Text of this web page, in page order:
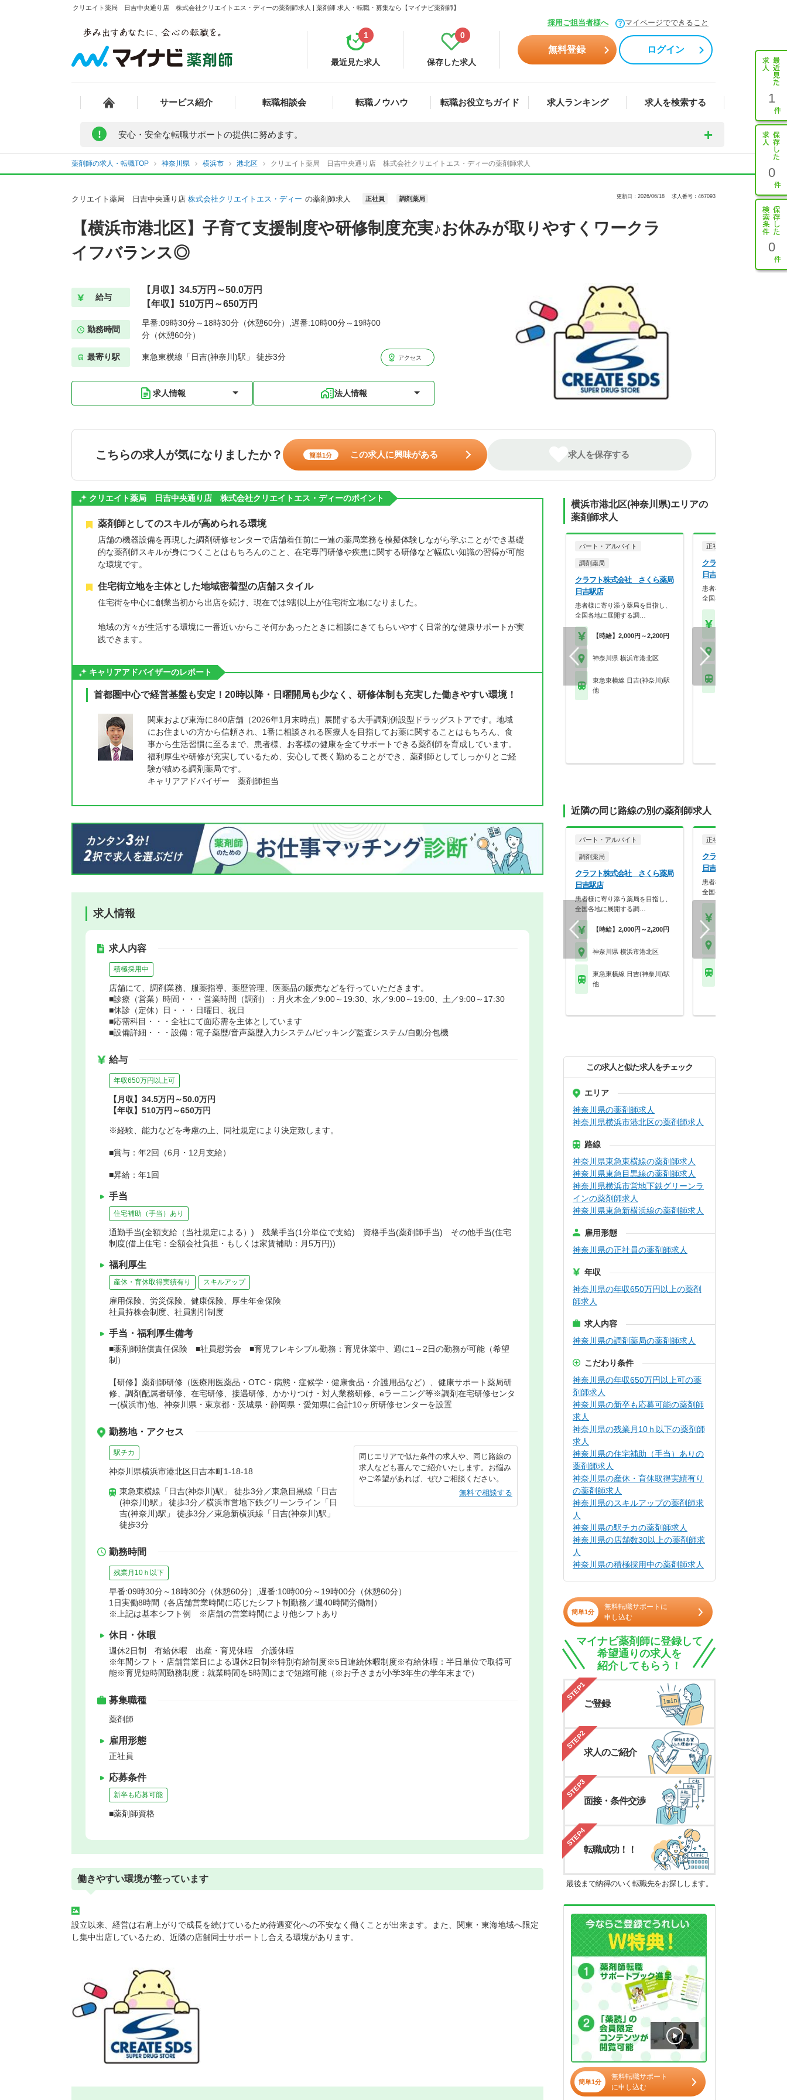
クリエイト薬局 日吉中央通り店 株式会社クリエイトエス・ディーの薬剤師求人 | 薬剤師 求人・転職・募集なら【マイナビ薬剤師】
採用ご担当者様へ マイページでできること
最近見た求人
1
保存した求人
0
無料登録 ログイン
サービス紹介 転職相談会 転職ノウハウ 転職お役立ちガイド 求人ランキング 求人を検索する 1
0
0
! 安心・安全な転職サポートの提供に努めます。
薬剤師の求人・転職TOP 神奈川県 横浜市 港北区 クリエイト薬局 日吉中央通り店 株式会社クリエイトエス・ディーの薬剤師求人
クリエイト薬局 日吉中央通り店 株式会社クリエイトエス・ディー の薬剤師求人 正社員 調剤薬局 更新日：2026/06/18 求人番号：467093
【横浜市港北区】子育て支援制度や研修制度充実♪お休みが取りやすくワークラ
イフバランス◎
給与
【月収】34.5万円～50.0万円
【年収】510万円～650万円
勤務時間
早番:09時30分～18時30分（休憩60分）,遅番:10時00分～19時00
分（休憩60分）
最寄り駅 東急東横線「日吉(神奈川)駅」 徒歩3分 アクセス
求人情報 法人情報
こちらの求人が気になりましたか？ 簡単1分 この求人に興味がある 求人を保存する
クリエイト薬局 日吉中央通り店 株式会社クリエイトエス・ディーのポイント
薬剤師としてのスキルが高められる環境
店舗の機器設備を再現した調剤研修センターで店舗着任前に一連の薬局業務を模擬体験しながら学ぶことができ基礎
的な薬剤師スキルが身につくことはもちろんのこと、在宅専門研修や疾患に関する研修など幅広い知識の習得が可能
な環境です。
住宅街立地を主体とした地域密着型の店舗スタイル
住宅街を中心に創業当初から出店を続け、現在では9割以上が住宅街立地になりました。
地域の方々が生活する環境に一番近いからこそ何かあったときに相談にきてもらいやすく日常的な健康サポートが実
践できます。
キャリアアドバイザーのレポート
首都圏中心で経営基盤も安定！20時以降・日曜開局も少なく、研修体制も充実した働きやすい環境！
関東および東海に840店舗（2026年1月末時点）展開する大手調剤併設型ドラッグストアです。地域
にお住まいの方から信頼され、1番に相談される医療人を目指してお薬に関することはもちろん、食
事から生活習慣に至るまで、患者様、お客様の健康を全てサポートできる薬剤師を育成しています。
福利厚生や研修が充実しているため、安心して長く勤めることができ、薬剤師としてしっかりとご経
験が積める調剤薬局です。
キャリアアドバイザー 薬剤師担当
求人情報
求人内容
積極採用中
店舗にて、調剤業務、服薬指導、薬歴管理、医薬品の販売などを行っていただきます。
■診療（営業）時間・・・営業時間（調剤）：月火木金／9:00～19:30、水／9:00～19:00、土／9:00～17:30
■休診（定休）日・・・日曜日、祝日
■応需科目・・・全社にて面応需を主体としています
■設備詳細・・・設備：電子薬歴/音声薬歴入力システム/ピッキング監査システム/自動分包機
給与
年収650万円以上可
【月収】34.5万円～50.0万円
【年収】510万円～650万円
※経験、能力などを考慮の上、同社規定により決定致します。
■賞与：年2回（6月・12月支給）
■昇給：年1回
手当
住宅補助（手当）あり
通勤手当(全額支給（当社規定による）) 残業手当(1分単位で支給) 資格手当(薬剤師手当) その他手当(住宅
制度(借上住宅：全額会社負担・もしくは家賃補助：月5万円))
福利厚生
産休・育休取得実績有り スキルアップ
雇用保険、労災保険、健康保険、厚生年金保険
社員持株会制度、社員割引制度
手当・福利厚生備考
■薬剤師賠償責任保険 ■社員慰労会 ■育児フレキシブル勤務：育児休業中、週に1～2日の勤務が可能（希望
制）
【研修】薬剤師研修（医療用医薬品・OTC・病態・症候学・健康食品・介護用品など）、健康サポート薬局研
修、調剤配属者研修、在宅研修、接遇研修、かかりつけ・対人業務研修、eラーニング等※調剤在宅研修センタ
ー(横浜市)他、神奈川県・東京都・茨城県・静岡県・愛知県に合計10ヶ所研修センターを設置
勤務地・アクセス
駅チカ
神奈川県横浜市港北区日吉本町1-18-18
東急東横線「日吉(神奈川)駅」 徒歩3分／東急目黒線「日吉
(神奈川)駅」 徒歩3分／横浜市営地下鉄グリーンライン「日
吉(神奈川)駅」 徒歩3分／東急新横浜線「日吉(神奈川)駅」
徒歩3分
同じエリアで似た条件の求人や、同じ路線の
求人なども喜んでご紹介いたします。お悩み
やご希望があれば、ぜひご相談ください。
無料で相談する
勤務時間
残業月10ｈ以下
早番:09時30分～18時30分（休憩60分）,遅番:10時00分～19時00分（休憩60分）
1日実働8時間（各店舗営業時間に応じたシフト制勤務／週40時間労働制）
※上記は基本シフト例 ※店舗の営業時間により他シフトあり
休日・休暇
週休2日制 有給休暇 出産・育児休暇 介護休暇
※年間シフト・店舗営業日による週休2日制※特別有給制度※5日連続休暇制度※有給休暇：半日単位で取得可
能※育児短時間勤務制度：就業時間を5時間にまで短縮可能（※お子さまが小学3年生の学年末まで）
募集職種
薬剤師
雇用形態
正社員
応募条件
新卒も応募可能
■薬剤師資格
働きやすい環境が整っています
設立以来、経営は右肩上がりで成長を続けているため待遇変化への不安なく働くことが出来ます。また、関東・東海地域へ限定
し集中出店しているため、近隣の店舗同士サポートし合える環境があります。
横浜市港北区(神奈川県)エリアの
薬剤師求人
パート・アルバイト
調剤薬局
クラフト株式会社 さくら薬局
日吉駅店
患者様に寄り添う薬局を目指し、
全国各地に展開する調…
【時給】2,000円～2,200円
神奈川県 横浜市港北区
東急東横線 日吉(神奈川)駅
他
正社員
クラフト株式会社 さく
日吉駅店
患者様に寄り添う薬局を目
全国各地に展開する調…
近隣の同じ路線の別の薬剤師求人
パート・アルバイト
調剤薬局
クラフト株式会社 さくら薬局
日吉駅店
患者様に寄り添う薬局を目指し、
全国各地に展開する調…
【時給】2,000円～2,200円
神奈川県 横浜市港北区
東急東横線 日吉(神奈川)駅
他
正社員
クラフト株式会社 さく
日吉駅店
患者様に寄り添う薬局を目
全国各地に展開する調…
この求人と似た求人をチェック
エリア
神奈川県の薬剤師求人
神奈川県横浜市港北区の薬剤師求人
路線
神奈川県東急東横線の薬剤師求人
神奈川県東急目黒線の薬剤師求人
神奈川県横浜市営地下鉄グリーンラ
インの薬剤師求人
神奈川県東急新横浜線の薬剤師求人
雇用形態
神奈川県の正社員の薬剤師求人
年収
神奈川県の年収650万円以上の薬剤
師求人
求人内容
神奈川県の調剤薬局の薬剤師求人
こだわり条件
神奈川県の年収650万円以上可の薬
剤師求人
神奈川県の新卒も応募可能の薬剤師
求人
神奈川県の残業月10ｈ以下の薬剤師
求人
神奈川県の住宅補助（手当）ありの
薬剤師求人
神奈川県の産休・育休取得実績有り
の薬剤師求人
神奈川県のスキルアップの薬剤師求
人
神奈川県の駅チカの薬剤師求人
神奈川県の店舗数30以上の薬剤師求
人
神奈川県の積極採用中の薬剤師求人
簡単1分
無料転職サポートに
申し込む
マイナビ薬剤師に登録して
希望通りの求人を
紹介してもらう！
STEP1
ご登録
STEP2
求人のご紹介
STEP3
面接・条件交渉
STEP4
転職成功！！
最後まで納得のいく転職先をお探しします。
簡単1分
無料転職サポート
に申し込む